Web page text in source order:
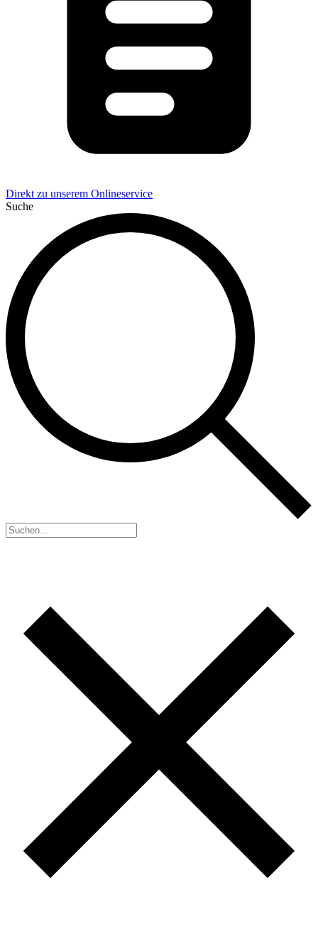
Direkt zu unserem Onlineservice
Suche